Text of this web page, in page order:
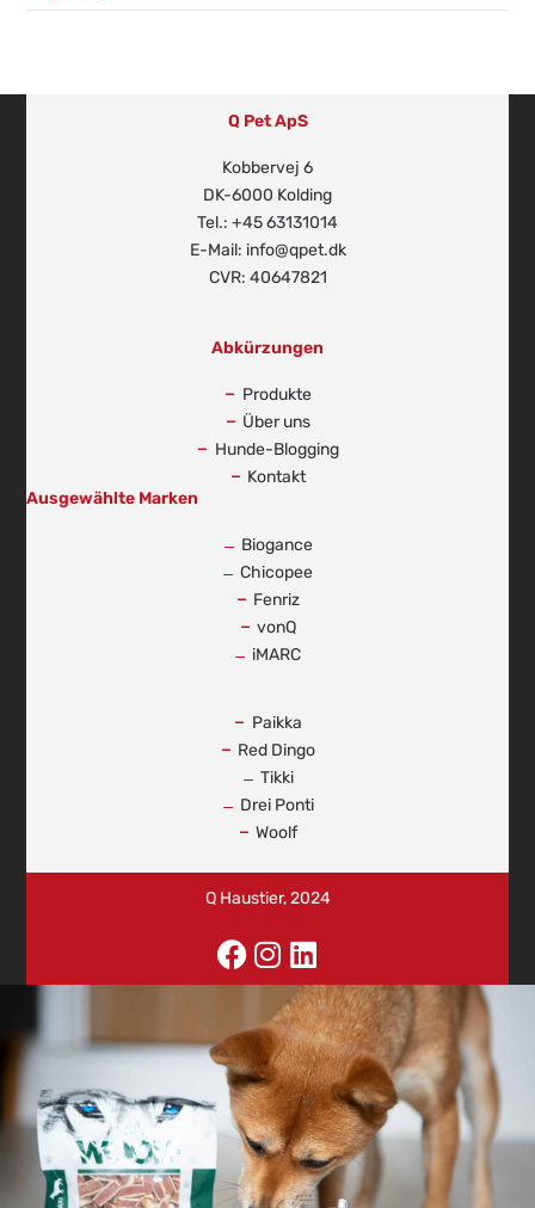
Q Pet ApS
Kobbervej 6
DK-6000 Kolding
Tel.: +45 63131014
E-Mail: info@qpet.dk
CVR: 40647821
Abkürzungen
Produkte
Über uns
Hunde-Blogging
Kontakt
Ausgewählte Marken
Biogance
Chicopee
Fenriz
vonQ
iMARC
Paikka
Red Dingo
Tikki
Drei Ponti
Woolf
Q Haustier, 2024